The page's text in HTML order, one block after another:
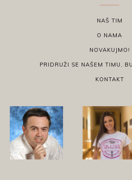
NAŠ TIM
O NAMA
NOVAKUJMO!
PRIDRUŽI SE NAŠEM TIMU,
KONTAKT